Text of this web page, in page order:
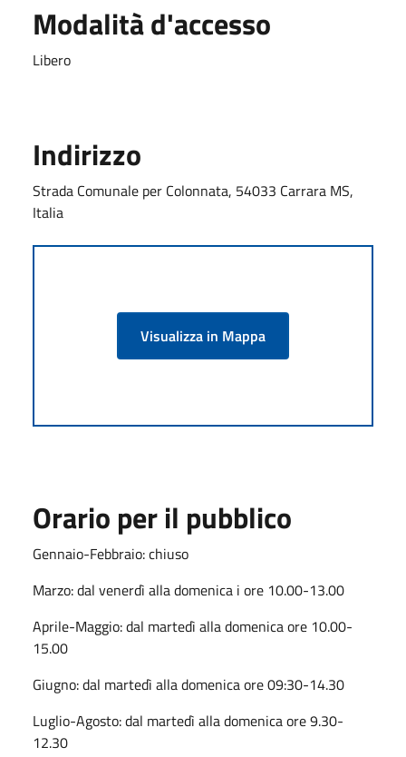
Modalità d'accesso
Libero
Indirizzo
Strada Comunale per Colonnata, 54033 Carrara MS,
Italia
Visualizza in Mappa
Orario per il pubblico
Gennaio-Febbraio: chiuso
Marzo: dal venerdì alla domenica i ore 10.00-13.00
Aprile-Maggio: dal martedì alla domenica ore 10.00-
15.00
Giugno: dal martedì alla domenica ore 09:30-14.30
Luglio-Agosto: dal martedì alla domenica ore 9.30-
12.30